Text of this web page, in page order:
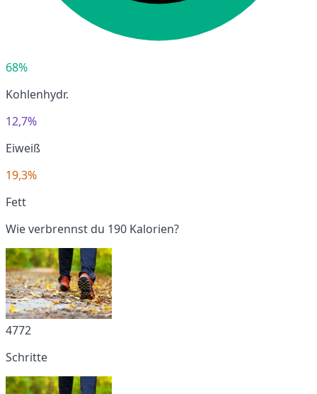
68%
Kohlenhydr.
12,7%
Eiweiß
19,3%
Fett
Wie verbrennst du 190 Kalorien?
4772
Schritte